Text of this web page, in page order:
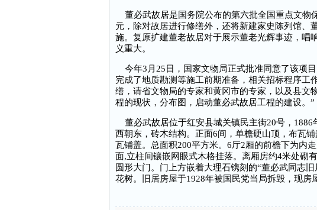
董必武故居是国务院公布的第六批全国重点文物
元，除对故居进行修缮外，还将新建家史陈列馆、
施。复原扩建董老故居对于展示董老光辉事迹，唱
义重大。
今年3月25日，国家文物局正式批准同意了该项
完成了地质勘测等施工前期准备，相关招标程序工
缮，请省文物局的专家和黄冈市的专家，以及县文
程的现状，分布图，启动董必武故居工程的建设。”
董必武故居位于红安县城关镇民主街20号，1886
西朝东，砖木结构。正面6间，单檐硬山顶，布瓦
瓦铺盖。总面积200平方米。6厅2厢的前檐下为内
面,立柱间镶嵌网眼式木格挂落。离厢房约4米处砌
圆形大门。门上方嵌着大理石镌刻的“董必武同志
花树。旧居房屋于1928年被国民党当局拆毁，现房